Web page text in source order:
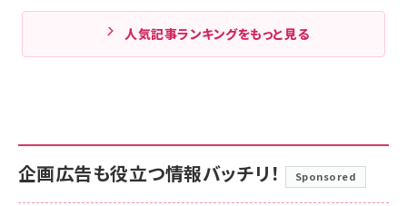
人気記事ランキングをもっと見る
企画広告も役立つ情報バッチリ！ Sponsored